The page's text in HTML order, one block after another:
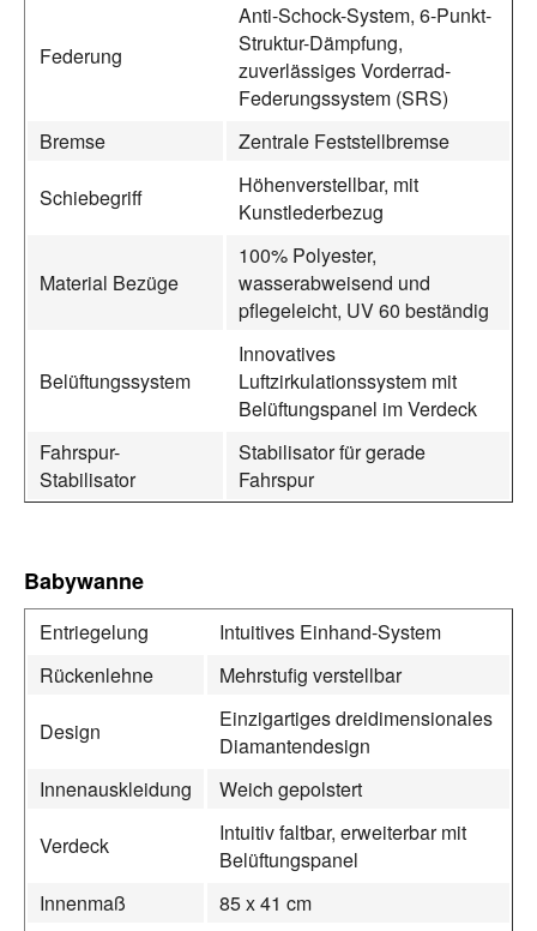
Federung
Anti-Schock-System, 6-Punkt-
Struktur-Dämpfung,
zuverlässiges Vorderrad-
Federungssystem (SRS)
Bremse
Zentrale Feststellbremse
Schiebegriff
Höhenverstellbar, mit
Kunstlederbezug
Material Bezüge
100% Polyester,
wasserabweisend und
pflegeleicht, UV 60 beständig
Belüftungssystem
Innovatives
Luftzirkulationssystem mit
Belüftungspanel im Verdeck
Fahrspur-
Stabilisator
Stabilisator für gerade
Fahrspur
Babywanne
Entriegelung
Intuitives Einhand-System
Rückenlehne
Mehrstufig verstellbar
Design
Einzigartiges dreidimensionales
Diamantendesign
Innenauskleidung
Weich gepolstert
Verdeck
Intuitiv faltbar, erweiterbar mit
Belüftungspanel
Innenmaß
85 x 41 cm